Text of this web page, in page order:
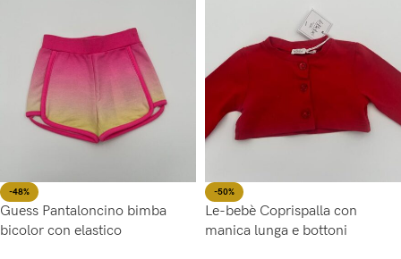
-48%
Guess Pantaloncino bimba
bicolor con elastico
-50%
Le-bebè Coprispalla con
manica lunga e bottoni